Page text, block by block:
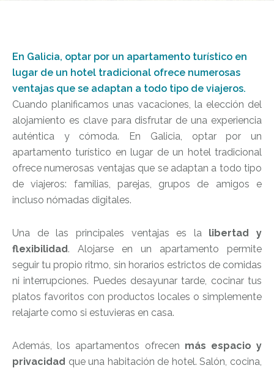
En Galicia, optar por un apartamento turístico en
lugar de un hotel tradicional ofrece numerosas
ventajas que se adaptan a todo tipo de viajeros.
Cuando planificamos unas vacaciones, la elección del
alojamiento es clave para disfrutar de una experiencia
auténtica y cómoda. En Galicia, optar por un
apartamento turístico en lugar de un hotel tradicional
ofrece numerosas ventajas que se adaptan a todo tipo
de viajeros: familias, parejas, grupos de amigos e
incluso nómadas digitales.
Una de las principales ventajas es la libertad y
flexibilidad. Alojarse en un apartamento permite
seguir tu propio ritmo, sin horarios estrictos de comidas
ni interrupciones. Puedes desayunar tarde, cocinar tus
platos favoritos con productos locales o simplemente
relajarte como si estuvieras en casa.
Además, los apartamentos ofrecen más espacio y
privacidad que una habitación de hotel. Salón, cocina,